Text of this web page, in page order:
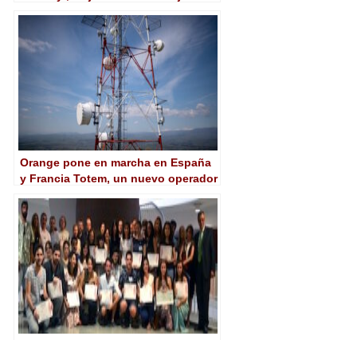
Orange pone en marcha en España
y Francia Totem, un nuevo operador